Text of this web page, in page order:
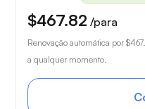
$467.82 /para
Renovação automática por
a qualquer momento.